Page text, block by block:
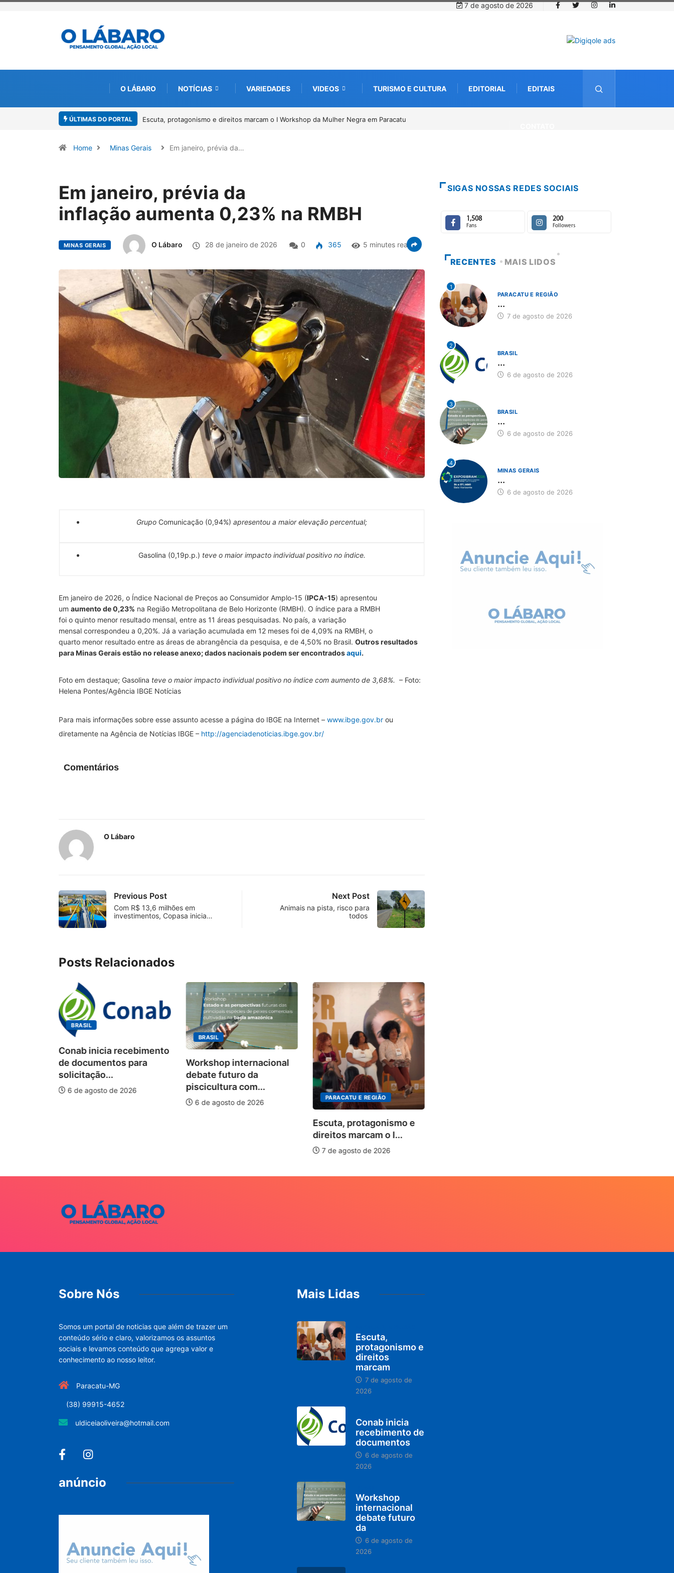
7 de agosto de 2026
O LÁBARO NOTÍCIAS VARIEDADES VIDEOS TURISMO E CULTURA EDITORIAL EDITAIS
ÚLTIMAS DO PORTAL
o I Workshop da Mulher Negra em ParacatuConab inicia recebimento de documentos para solicitação do benefício do PSA
Home Minas Gerais Em janeiro, prévia da…
Em janeiro, prévia da
inflação aumenta 0,23% na RMBH
MINAS GERAIS O Lábaro 28 de janeiro de 2026 0 365 5 minutes read
Grupo Comunicação (0,94%) apresentou a maior elevação percentual;
Gasolina (0,19p.p.) teve o maior impacto individual positivo no índice.
Em janeiro de 2026, o Índice Nacional de Preços ao Consumidor Amplo-15 (IPCA-15) apresentou
um aumento de 0,23% na Região Metropolitana de Belo Horizonte (RMBH). O índice para a RMBH
foi o quinto menor resultado mensal, entre as 11 áreas pesquisadas. No país, a variação
mensal correspondeu a 0,20%. Já a variação acumulada em 12 meses foi de 4,09% na RMBH, o
quarto menor resultado entre as áreas de abrangência da pesquisa, e de 4,50% no Brasil. Outros resultados
para Minas Gerais estão no release anexo; dados nacionais podem ser encontradosaqui.
Foto em destaque; Gasolina teve o maior impacto individual positivo no índice com aumento de 3,68%. – Foto:
Helena Pontes/Agência IBGE Notícias
Para mais informações sobre esse assunto acesse a página do IBGE na Internet – www.ibge.gov.br ou
diretamente na Agência de Notícias IBGE – http://agenciadenoticias.ibge.gov.br/
Comentários
O Lábaro
Previous Post
Com R$ 13,6 milhões em
investimentos, Copasa inicia…
Next Post
Animais na pista, risco para
todos
Posts Relacionados
BRASIL
Conab inicia recebimento
de documentos para
solicitação...
6 de agosto de 2026
BRASIL
Workshop internacional
debate futuro da
piscicultura com...
6 de agosto de 2026
PARACATU E REGIÃO
Escuta, protagonismo e
direitos marcam o I...
7 de agosto de 2026
SIGAS NOSSAS REDES SOCIAIS
1,508
Fans
200
Followers
RECENTES MAIS LIDOS
1
PARACATU E REGIÃO
...
7 de agosto de 2026
2
BRASIL
...
6 de agosto de 2026
3
BRASIL
...
6 de agosto de 2026
4
MINAS GERAIS
...
6 de agosto de 2026
Sobre Nós
Somos um portal de noticias que além de trazer um
conteúdo sério e claro, valorizamos os assuntos
sociais e levamos conteúdo que agrega valor e
conhecimento ao nosso leitor.
Paracatu-MG
(38) 99915-4652
uldiceiaoliveira@hotmail.com
anúncio
Mais Lidas
Escuta,
protagonismo e
direitos
marcam
7 de agosto de
2026
Conab inicia
recebimento de
documentos
6 de agosto de
2026
Workshop
internacional
debate futuro
da
6 de agosto de
2026